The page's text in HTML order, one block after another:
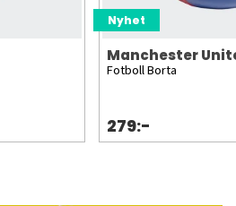
Nyhet
Manchester
Fotboll Borta
279:-